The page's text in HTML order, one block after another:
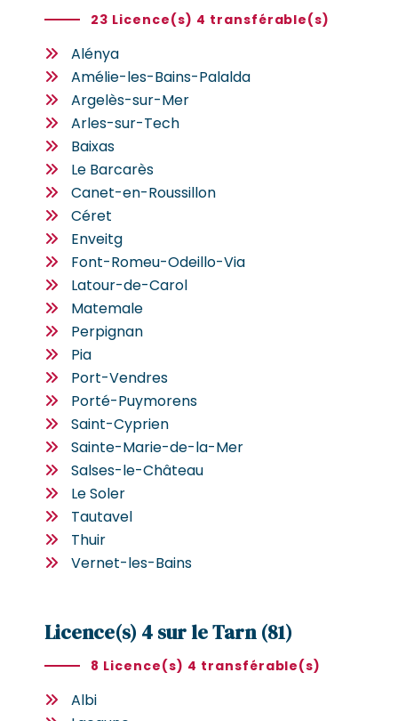
23 Licence(s) 4 transférable(s)
Alénya
Amélie-les-Bains-Palalda
Argelès-sur-Mer
Arles-sur-Tech
Baixas
Le Barcarès
Canet-en-Roussillon
Céret
Enveitg
Font-Romeu-Odeillo-Via
Latour-de-Carol
Matemale
Perpignan
Pia
Port-Vendres
Porté-Puymorens
Saint-Cyprien
Sainte-Marie-de-la-Mer
Salses-le-Château
Le Soler
Tautavel
Thuir
Vernet-les-Bains
Licence(s) 4 sur le Tarn (81)
8 Licence(s) 4 transférable(s)
Albi